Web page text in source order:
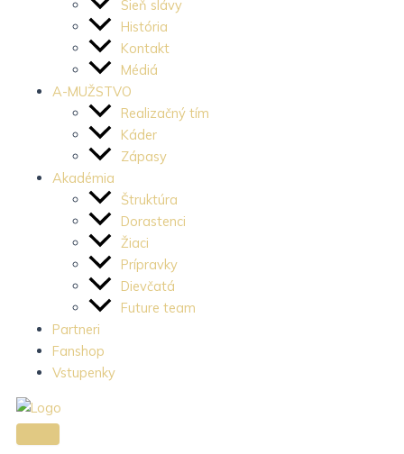
a
c
b
k
-
l
i
n
s
t
a
g
r
a
m
u
b
e
Sieň slávy
História
Kontakt
Médiá
A-MUŽSTVO
Realizačný tím
Káder
Zápasy
Akadémia
Štruktúra
Dorastenci
Žiaci
Prípravky
Dievčatá
Future team
Partneri
Fanshop
Vstupenky